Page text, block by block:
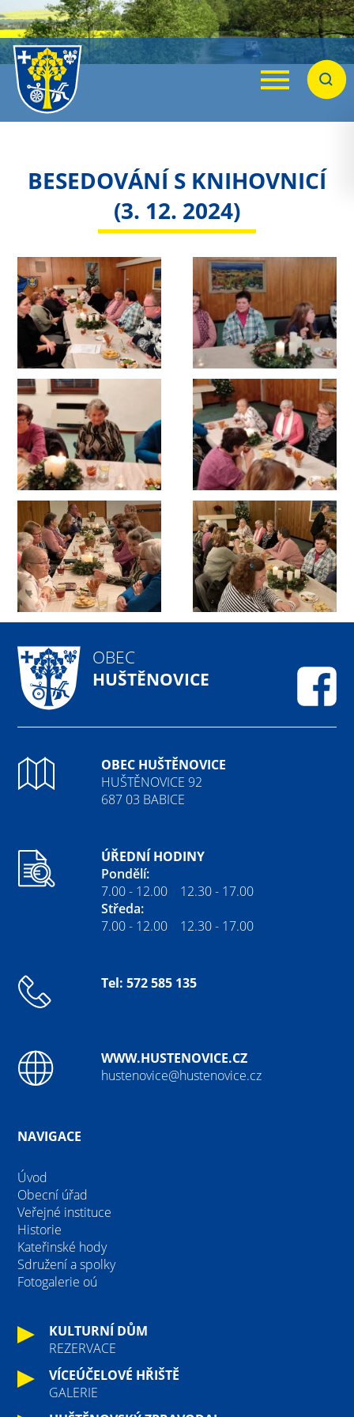
Menu
BESEDOVÁNÍ S KNIHOVNICÍ
(3. 12. 2024)
OBEC
HUŠTĚNOVICE
OBEC HUŠTĚNOVICE
HUŠTĚNOVICE 92
687 03 BABICE
ÚŘEDNÍ HODINY
Pondělí:
7.00 - 12.00 12.30 - 17.00
Středa:
7.00 - 12.00 12.30 - 17.00
Tel: 572 585 135
WWW.HUSTENOVICE.CZ
hustenovice@hustenovice.cz
NAVIGACE
Úvod
Obecní úřad
Veřejné instituce
Historie
Kateřinské hody
Sdružení a spolky
Fotogalerie oú
KULTURNÍ DŮM
REZERVACE
VÍCEÚČELOVÉ HŘIŠTĚ
GALERIE